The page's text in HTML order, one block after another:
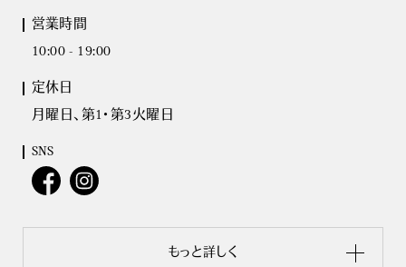
営業時間
10:00 - 19:00
定休日
月曜日、第1・第3火曜日
SNS
もっと詳しく